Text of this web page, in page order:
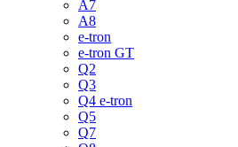
A7
A8
e-tron
e-tron GT
Q2
Q3
Q4 e-tron
Q5
Q7